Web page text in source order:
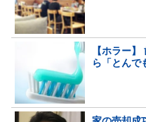
【ホラー
ら「とんで